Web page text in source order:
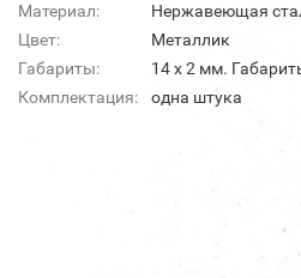
Материал:
Нержавеющая
Цвет:
Металлик
Габариты:
14 х 2 мм.
Комплектация:
одна штука